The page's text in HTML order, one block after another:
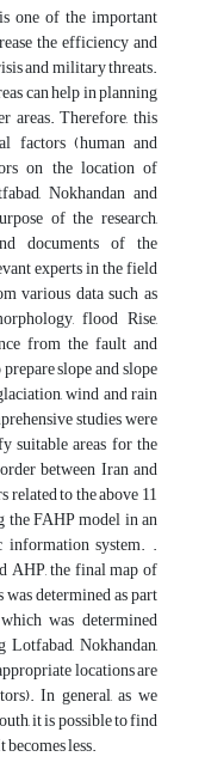
one of the important
the efficiency and
and military threats.
can help in planning
areas. Therefore, this
factors (human and
on the location of
Nokhandan and
of the research,
documents of the
experts in the field
various data such as
flood Rise,
from the fault and
slope and slope
wind and rain
studies were
suitable areas for the
between Iran and
to the above 11
the FAHP model in an
information system. .
AHP, the final map of
determined as part
was determined
Nokhandan,
locations are
In general, as we
it is possible to find
less.